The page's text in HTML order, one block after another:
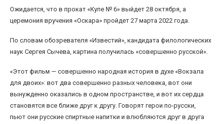
Ожидается, что в прокат «Купе № 6» выйдет 28 октября, а
церемония вручения «Оскара» пройдет 27 марта 2022 года.
По словам обозревателя «Известий», кандидата филологических
наук Сергея Сычева, картина получилась «совершенно русской».
«Этот фильм — совершенно народная история в духе «Вокзала
для двоих»: вот два совершенно разных человека, вот они
вынужденно оказались в одном пространстве, и вот их сердца
становятся все ближе друг к другу. Говорят герои по-русски,
пьют они русские спиртные напитки и влюбляются друг в друга